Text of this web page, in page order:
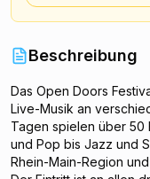
Beschreibung
Das Open Doors
Live-Musik an
Tagen spielen über 50
und Pop bis Jazz und
Rhein-Main-Region